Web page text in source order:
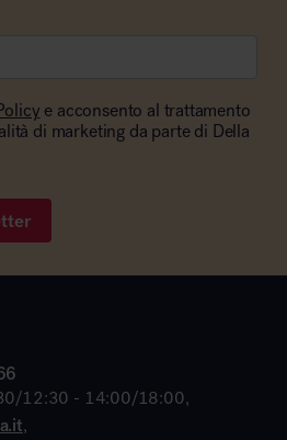
e acconsento al trattamento
di marketing da parte di Della
12:30 - 14:00/18:00,
,